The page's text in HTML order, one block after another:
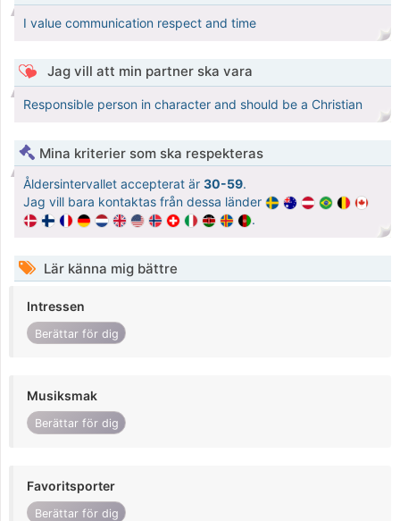
I value communication respect and time
Jag vill att min partner ska vara
Responsible person in character and should be a Christian
Mina kriterier som ska respekteras
Åldersintervallet accepterat är 30-59.
Jag vill bara kontaktas från dessa länder
.
Lär känna mig bättre
Intressen
Berättar för dig
Musiksmak
Berättar för dig
Favoritsporter
Berättar för dig